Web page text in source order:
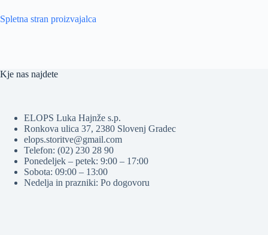
Spletna stran proizvajalca
Kje nas najdete
ELOPS Luka Hajnže s.p.
Ronkova ulica 37, 2380 Slovenj Gradec
elops.storitve@gmail.com
Telefon: (02) 230 28 90
Ponedeljek – petek: 9:00 – 17:00
Sobota: 09:00 – 13:00
Nedelja in prazniki: Po dogovoru